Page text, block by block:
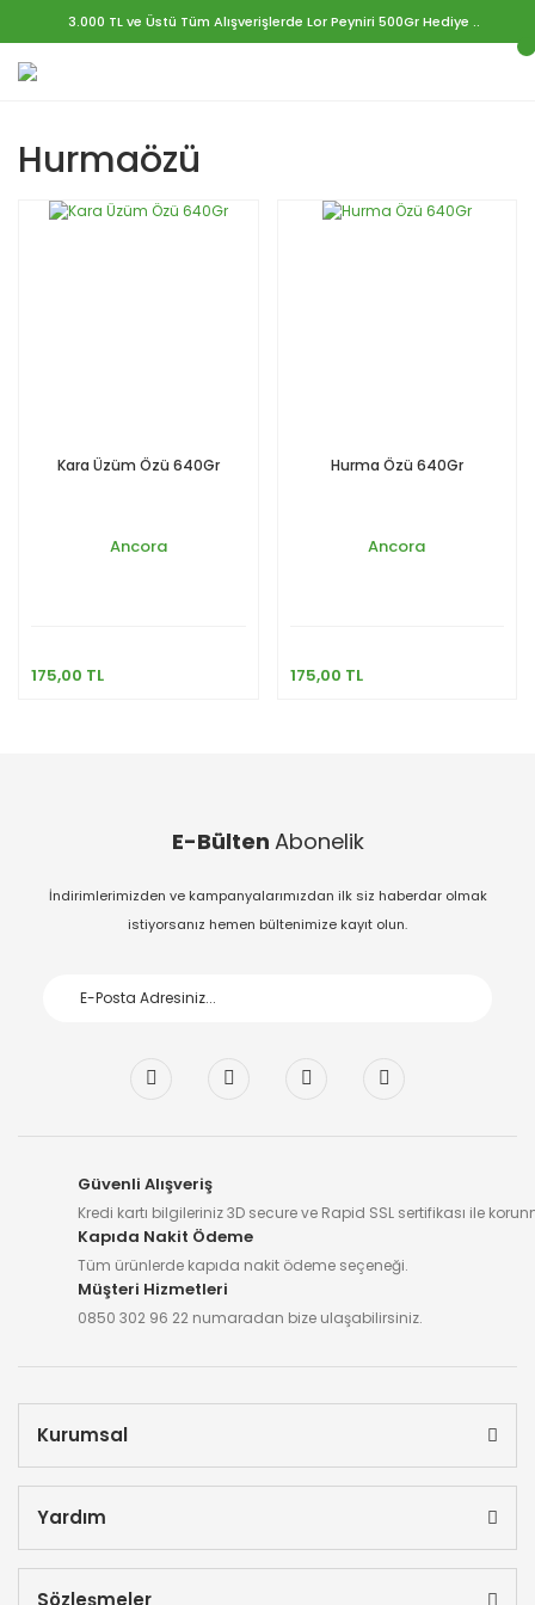
3.000 TL ve Üstü Tüm Alışverişlerde Lor Peyniri 500Gr Hediye ..
Hurmaözü
Kara Üzüm Özü 640Gr
Ancora
175,00 TL
Hurma Özü 640Gr
Ancora
175,00 TL
E-Bülten Abonelik
İndirimlerimizden ve kampanyalarımızdan ilk siz haberdar olmak
istiyorsanız hemen bültenimize kayıt olun.
Güvenli Alışveriş
Kredi kartı bilgileriniz 3D secure ve Rapid SSL sertifikası ile
Kapıda Nakit Ödeme
Tüm ürünlerde kapıda nakit ödeme seçeneği.
Müşteri Hizmetleri
0850 302 96 22 numaradan bize ulaşabilirsiniz.
Kurumsal
Yardım
Sözleşmeler